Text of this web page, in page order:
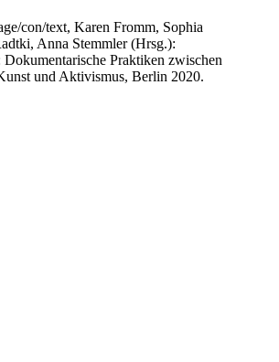
con/text, Karen Fromm, Sophia
Anna Stemmler (Hrsg.):
Dokumentarische Praktiken zwischen
und Aktivismus, Berlin 2020.